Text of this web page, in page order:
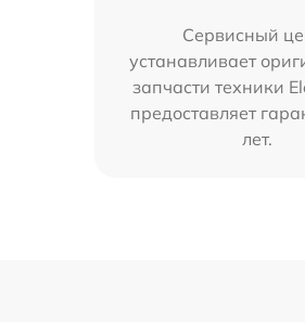
Сервисный
устанавливает
запчасти техники
предоставляет
лет.